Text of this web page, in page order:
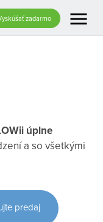
zadarmo menu
úplne
a so všetkými
predaj